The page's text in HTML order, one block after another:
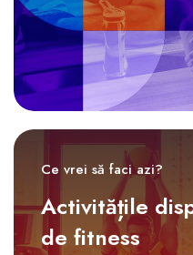
Ce vrei să faci azi?
Activitățile
de fitness